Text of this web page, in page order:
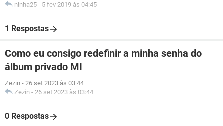
ninha25 - 5 fev 2019 às 04:45
1 Respostas
Como eu consigo redefinir a minha senha do
álbum privado MI
Zezin - 26 set 2023 às 03:44
Zezin - 26 set 2023 às 03:44
0 Respostas